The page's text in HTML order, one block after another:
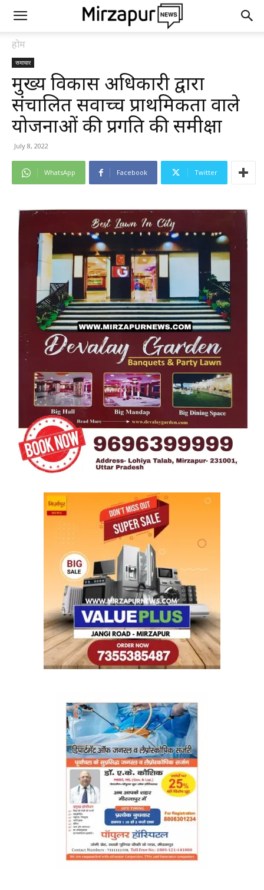
होम
समाचार
मुख्य विकास अधिकारी द्वारा
संचालित सर्वोच्च प्राथमिकता वाले
योजनाओं की प्रगति की समीक्षा
July 8, 2022
WhatsApp Facebook Twitter